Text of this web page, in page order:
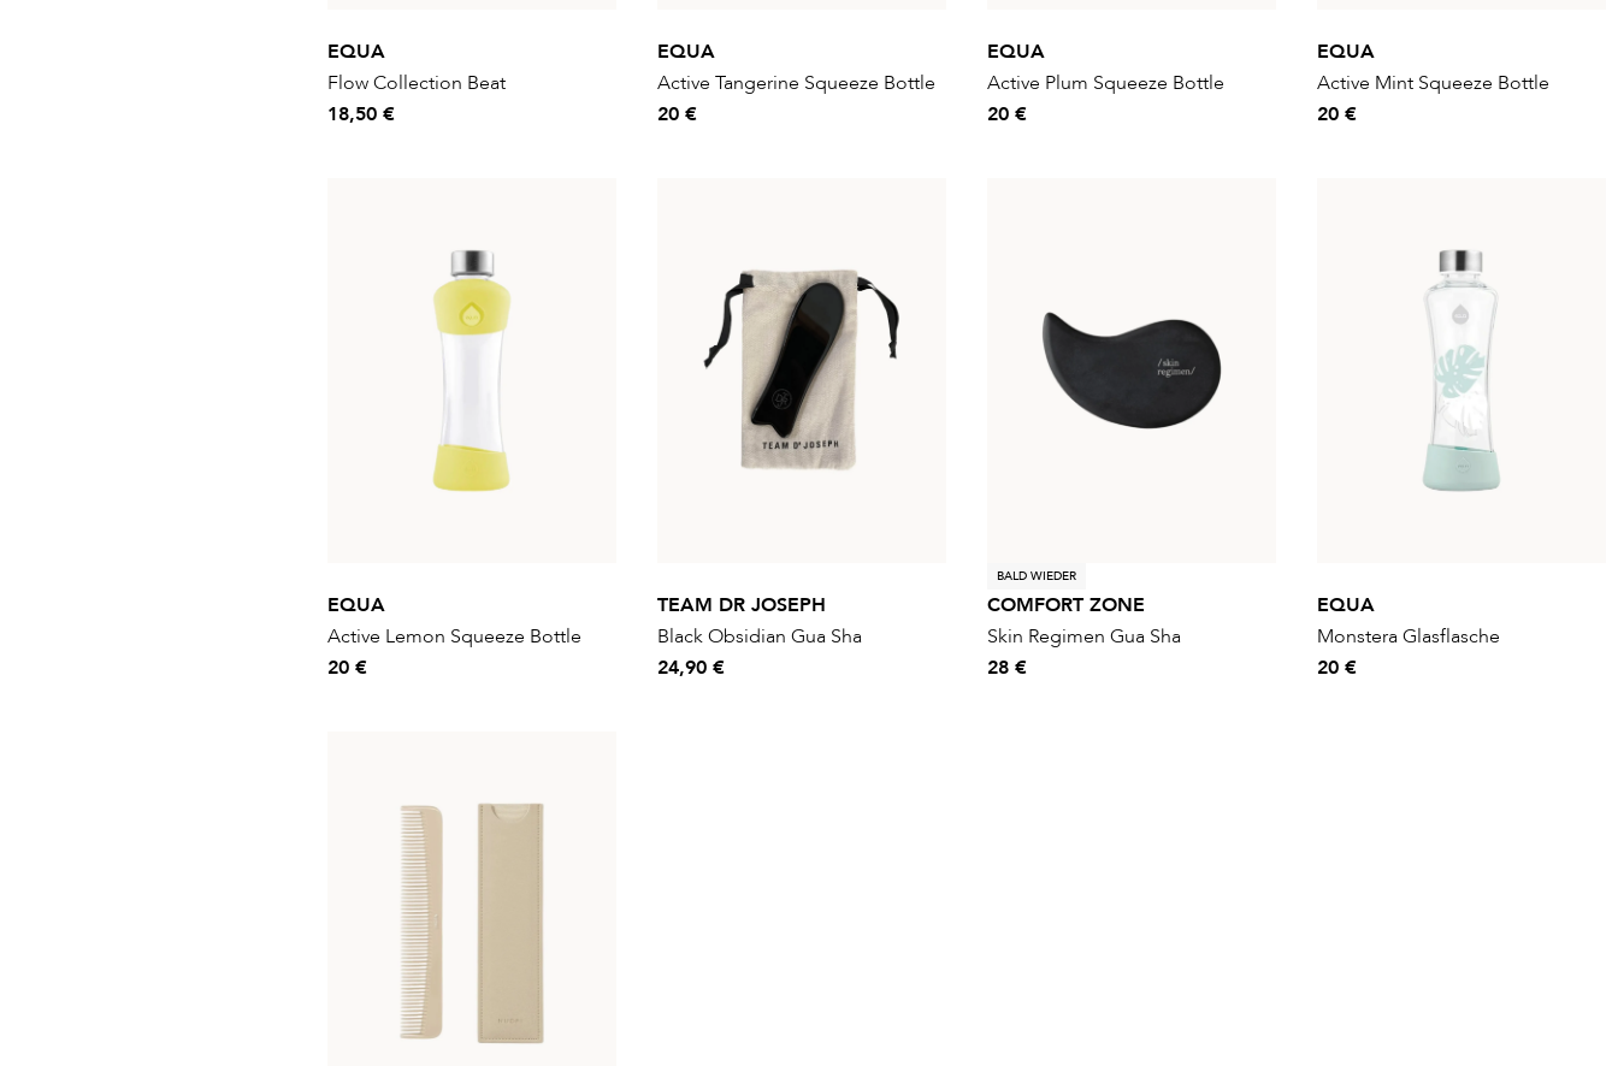
EQUA
Flow Collection Beat
18,50 €
EQUA
Active Tangerine Squeeze Bottle
20 €
EQUA
Active Plum Squeeze Bottle
20 €
EQUA
Active Mint Squeeze Bottle
20 €
EQUA
Active Lemon Squeeze Bottle
20 €
TEAM DR JOSEPH
Black Obsidian Gua Sha
24,90 €
BALD WIEDER
COMFORT ZONE
Skin Regimen Gua Sha
28 €
EQUA
Monstera Glasflasche
20 €